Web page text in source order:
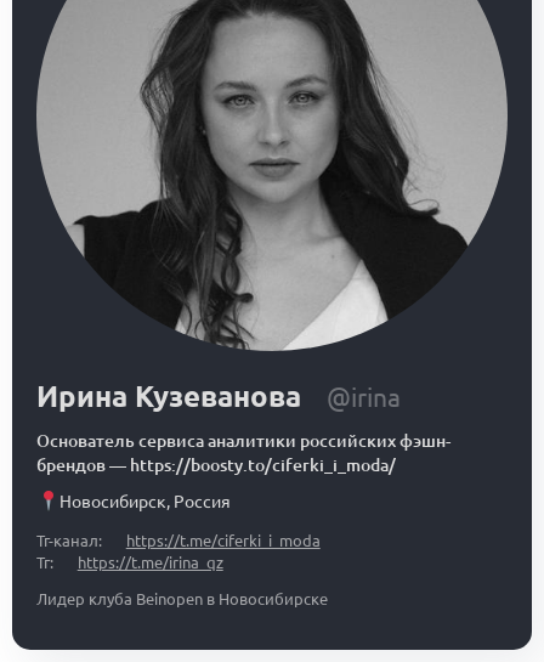
Ирина Кузеванова @irina
Основатель сервиса аналитики российских фэшн-
брендов— https://boosty.to/ciferki_i_moda/
Новосибирск, Россия
Тг-канал:
https://t.me/ciferki_i_moda
Тг:
https://t.me/irina_qz
Лидер клуба Beinopen в Новосибирске